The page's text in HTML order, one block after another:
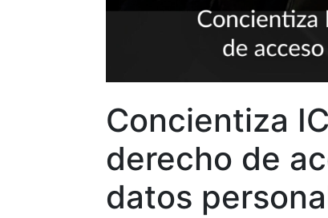
Concientiza
derecho de
datos